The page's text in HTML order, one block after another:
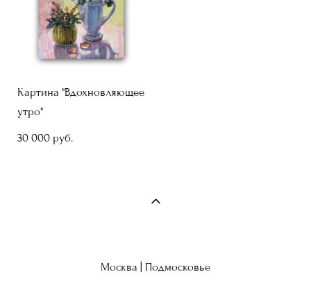
Картина "Вдохновляющее
утро"
30 000 pуб.
Москва | Подмосковье